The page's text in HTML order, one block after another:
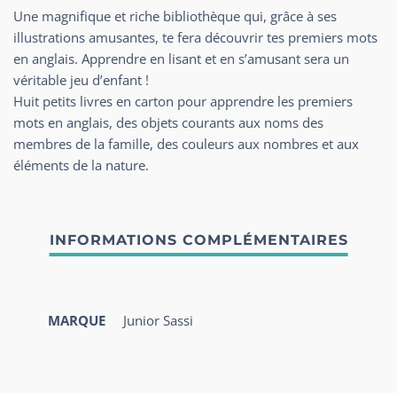
Une magnifique et riche bibliothèque qui, grâce à ses
illustrations amusantes, te fera découvrir tes premiers mots
en anglais. Apprendre en lisant et en s’amusant sera un
véritable jeu d’enfant !
Huit petits livres en carton pour apprendre les premiers
mots en anglais, des objets courants aux noms des
membres de la famille, des couleurs aux nombres et aux
éléments de la nature.
MARQUE Junior Sassi